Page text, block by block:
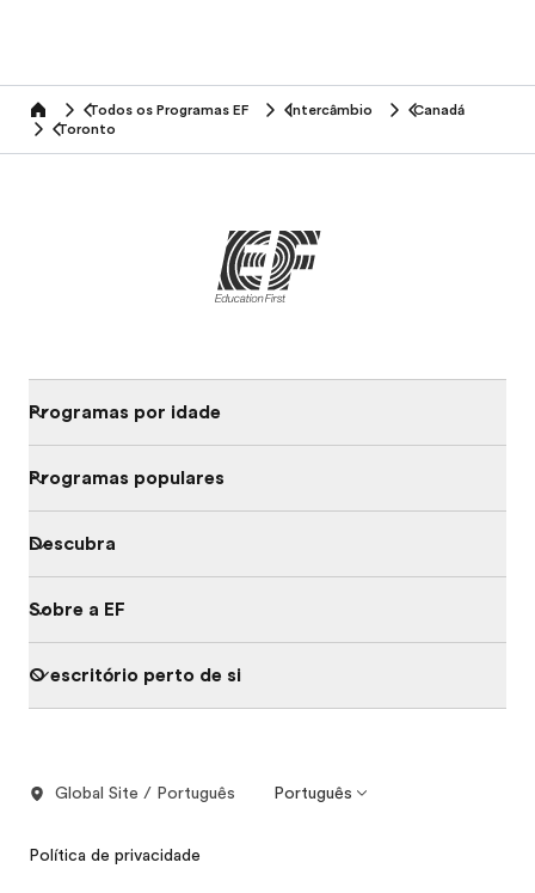
home Todos os Programas EF Intercâmbio
Canadá
Toronto
Programas por idade
Programas populares
Descubra
Sobre a EF
O escritório perto de si
Global Site / Português Português
Política de privacidade